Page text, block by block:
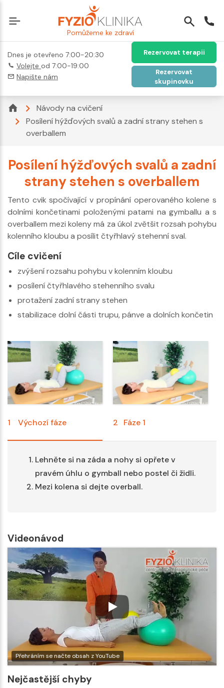
Pomůžeme ke zdraví
Dnes je otevřeno 7:00-20:30
Volejte od 7:00-19:00
Napište nám
Rezervovat terapii
Rezervovat
skupinovku
Návody na cvičení
Posílení hýžďových svalů a zadní strany stehen s
overballem
Posílení hýžďových svalů a zadní
strany stehen s overballem
Tento cvik spočívající v propínání operovaného kolene s
dolními končetinami položenými patami na gymballu a s
overballem mezi koleny má za úkol zvětšit rozsah pohybu
kolenního kloubu a posílit čtyřhlavý stehenní sval.
Cíle cvičení
zvýšení rozsahu pohybu v kolenním kloubu
posílení čtyřhlavého stehenního svalu
protažení zadní strany stehen
stabilizace dolní části trupu, pánve a dolních končetin
1 Výchozí fáze 2 Fáze 1
Lehněte si na záda a nohy si opřete v
pravém úhlu o gymball nebo postel či židli.
Mezi kolena si dejte overball.
Videonávod
Přehráním se načte obsah z YouTube
Nejčastější chyby